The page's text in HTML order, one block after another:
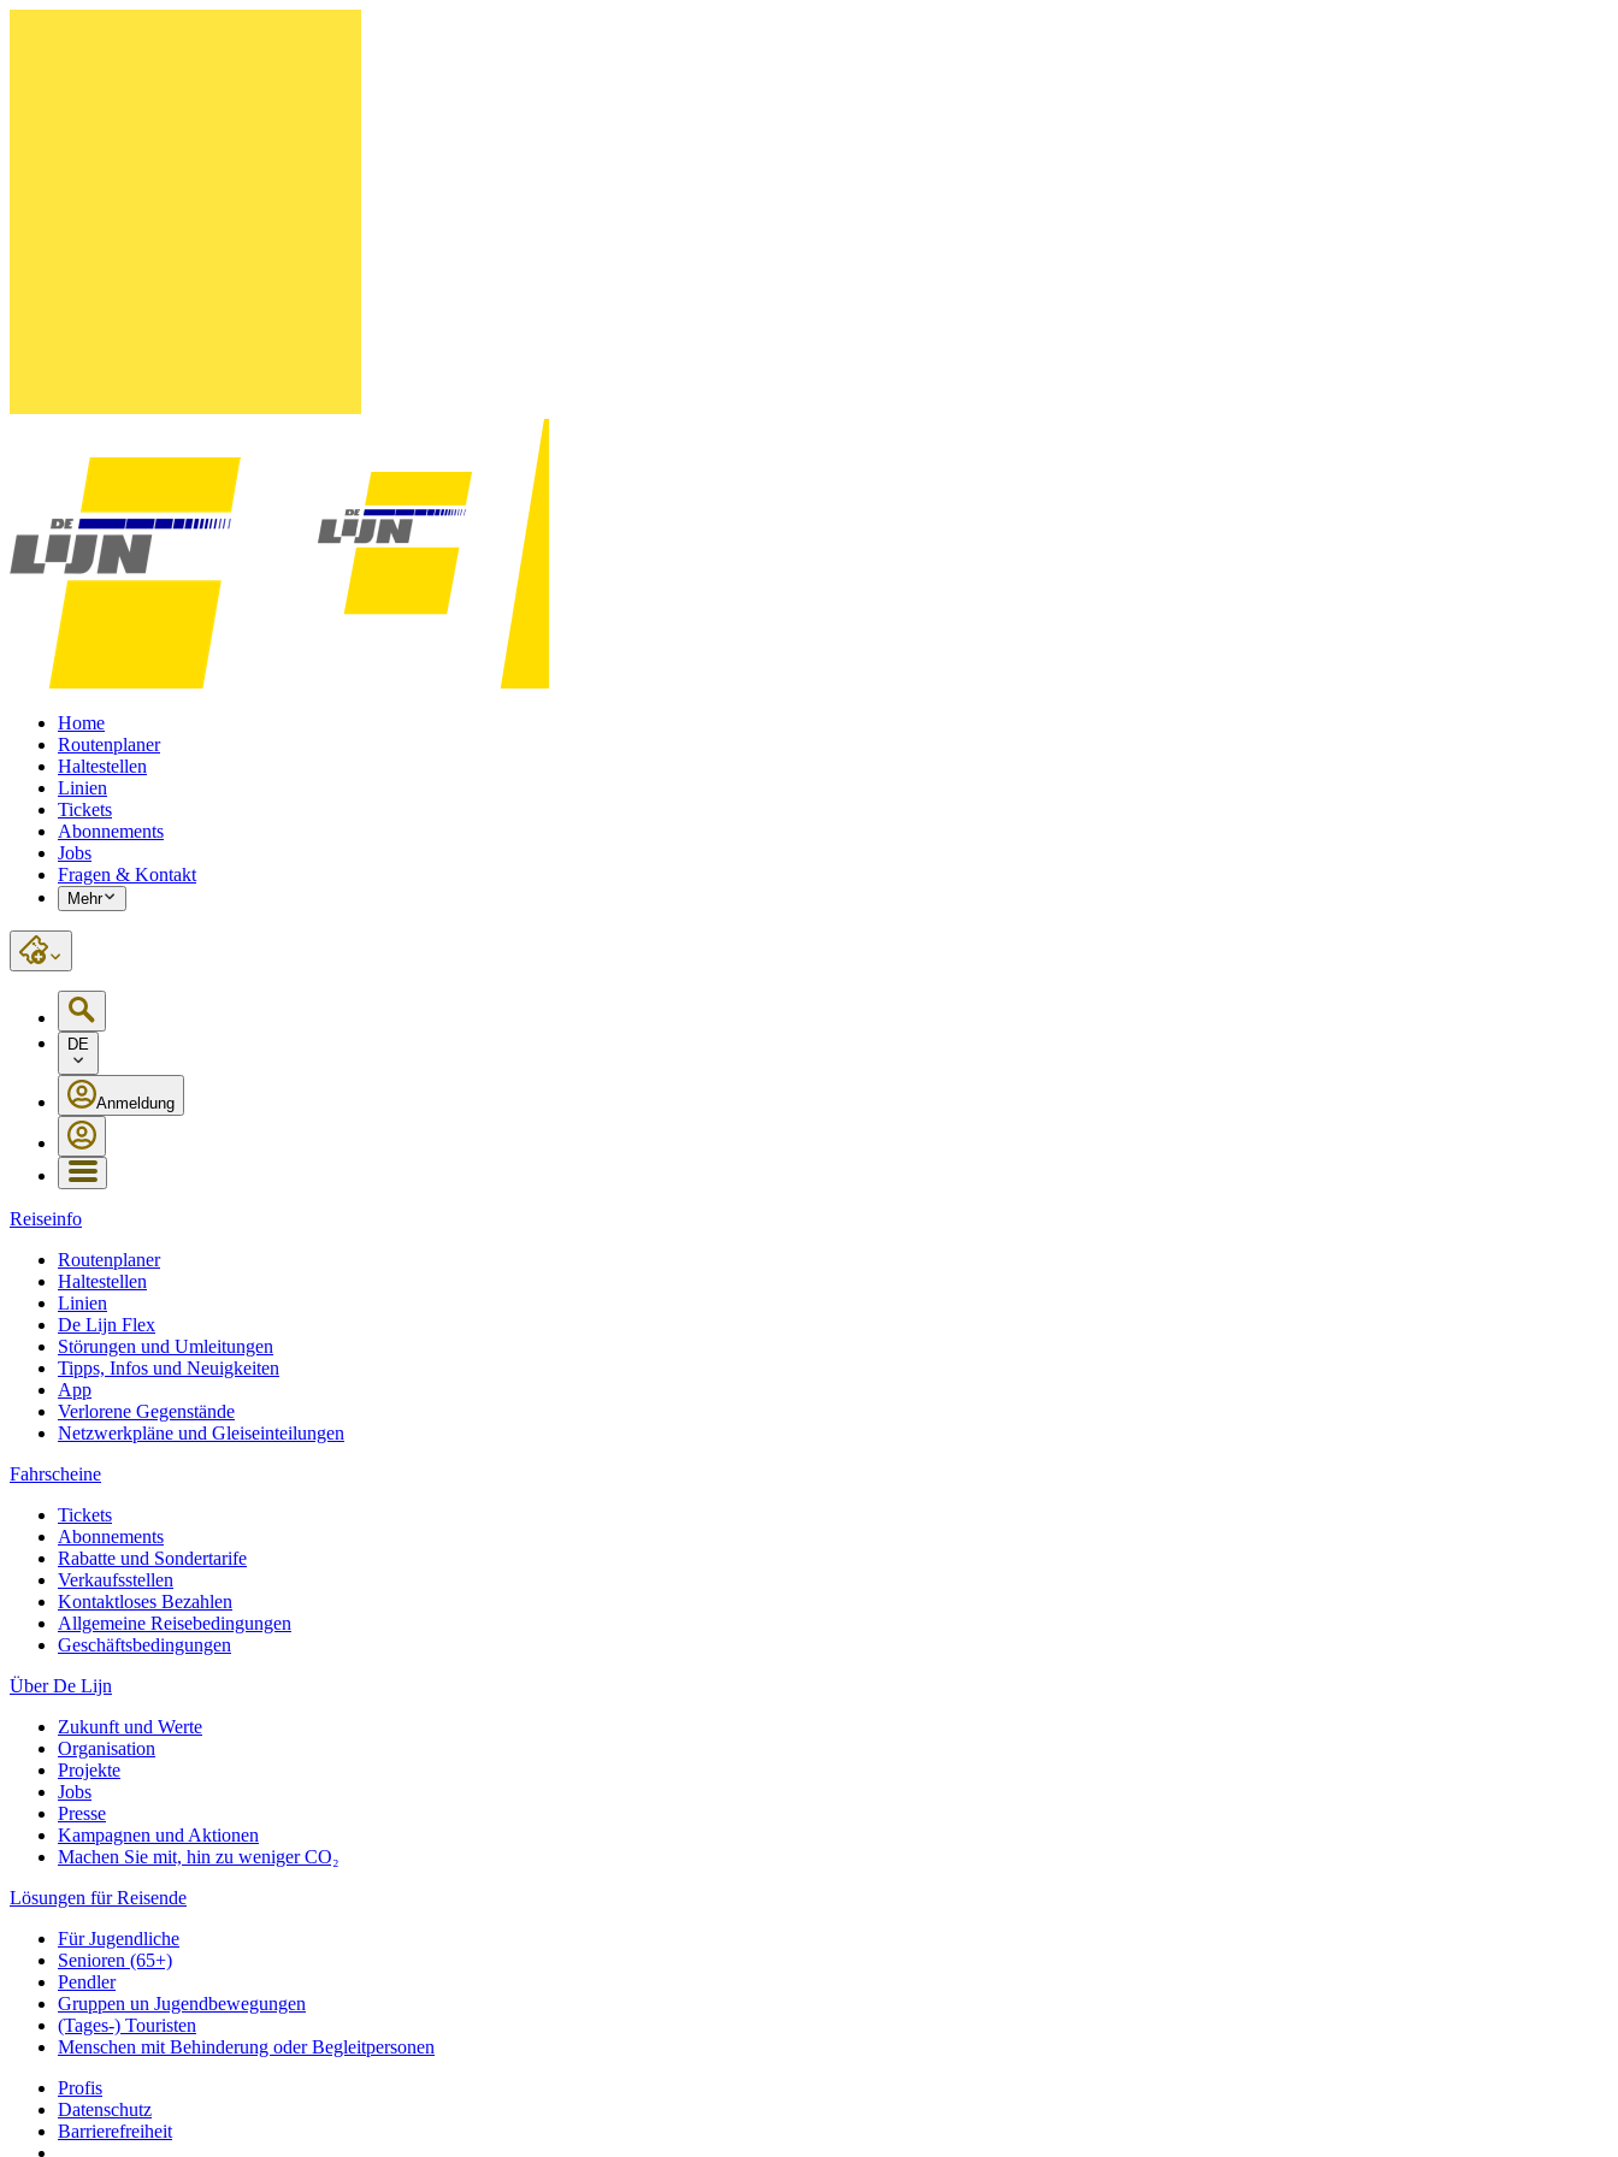
Home
Routenplaner
Haltestellen
Linien
Tickets
Abonnements
Jobs
Fragen & Kontakt
Mehr
DE
Anmeldung
Reiseinfo
Routenplaner
Haltestellen
Linien
De Lijn Flex
Störungen und Umleitungen
Tipps, Infos und Neuigkeiten
App
Verlorene Gegenstände
Netzwerkpläne und Gleiseinteilungen
Fahrscheine
Tickets
Abonnements
Rabatte und Sondertarife
Verkaufsstellen
Kontaktloses Bezahlen
Allgemeine Reisebedingungen
Geschäftsbedingungen
Über De Lijn
Zukunft und Werte
Organisation
Projekte
Jobs
Presse
Kampagnen und Aktionen
Machen Sie mit, hin zu weniger CO₂
Lösungen für Reisende
Für Jugendliche
Senioren (65+)
Pendler
Gruppen un Jugendbewegungen
(Tages-) Touristen
Menschen mit Behinderung oder Begleitpersonen
Profis
Datenschutz
Barrierefreiheit